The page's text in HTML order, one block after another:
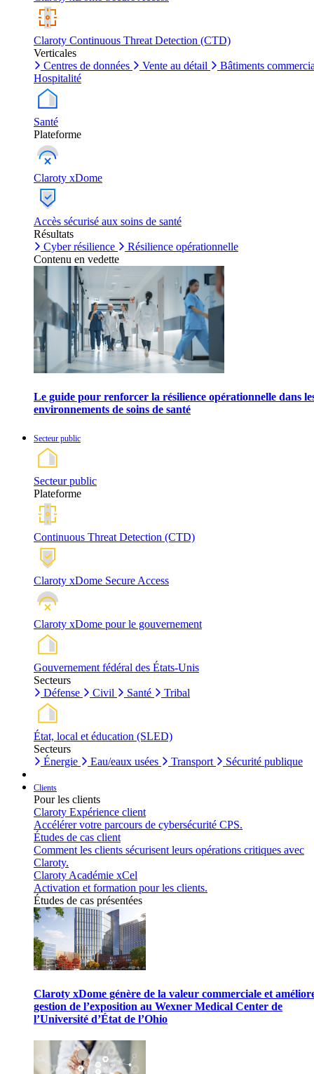
Claroty Continuous Threat Detection (CTD)
Verticales
Centres de données
Vente au détail
Bâtiments
Hospitalité
Santé
Plateforme
Claroty xDome
Accès sécurisé aux soins de santé
Résultats
Cyber résilience
Résilience opérationnelle
Contenu en vedette
Le guide pour renforcer la résilience opérationnelle dans
environnements de soins de santé
Secteur public
Secteur public
Plateforme
Continuous Threat Detection (CTD)
Claroty xDome Secure Access
Claroty xDome pour le gouvernement
Gouvernement fédéral des États-Unis
Secteurs
Défense
Civil Santé Tribal
État, local et éducation (SLED)
Secteurs
Énergie
Eau/eaux usées Transport Sécurité publique
Clients
Pour les clients
Claroty Expérience client
Accélérer votre parcours de cybersécurité CPS.
Études de cas client
Comment les clients sécurisent leurs opérations critiques avec
Claroty.
Claroty Académie xCel
Activation et formation pour les clients.
Études de cas présentées
Claroty xDome génère de la valeur commerciale et
gestion de l’exposition au Wexner Medical Center de
l’Université d’État de l’Ohio